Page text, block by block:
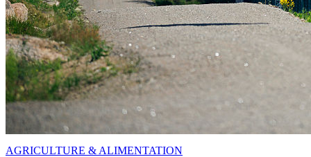
AGRICULTURE & ALIMENTATION